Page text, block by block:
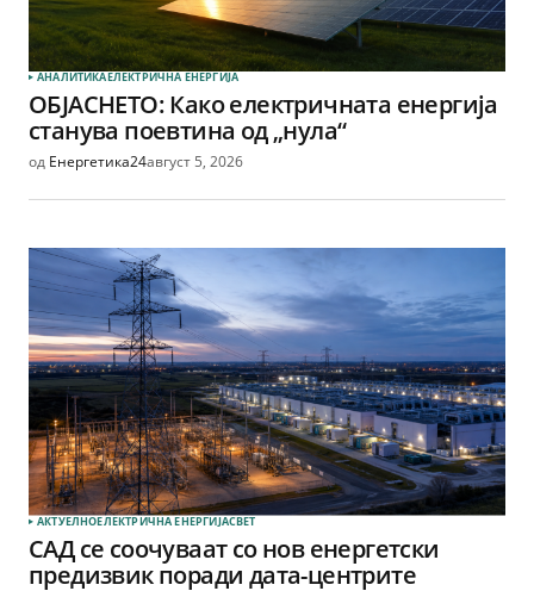
АНАЛИТИКАЕЛЕКТРИЧНА ЕНЕРГИЈА
ОБЈАСНЕТО: Како електричната енергија
станува поевтина од „нула“
од Енергетика24август 5, 2026
АКТУЕЛНОЕЛЕКТРИЧНА ЕНЕРГИЈАСВЕТ
САД се соочуваат со нов енергетски
предизвик поради дата-центрите